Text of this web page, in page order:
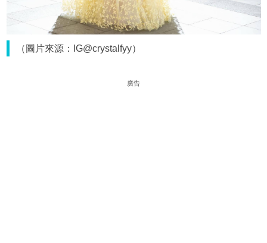
（圖片來源：IG@crystalfyy）
廣告